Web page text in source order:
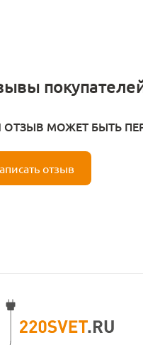
МОЖЕТ БЫТЬ
отзыв